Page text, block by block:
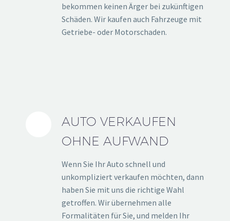
bekommen keinen Ärger bei zukünftigen
Schäden. Wir kaufen auch Fahrzeuge mit
Getriebe- oder Motorschaden.
AUTO VERKAUFEN
OHNE AUFWAND
Wenn Sie Ihr Auto schnell und
unkompliziert verkaufen möchten, dann
haben Sie mit uns die richtige Wahl
getroffen. Wir übernehmen alle
Formalitäten für Sie, und melden Ihr